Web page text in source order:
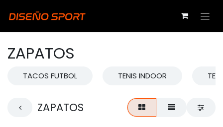
ZAPATOS
TACOS FUTBOL TENIS INDOOR
ZAPATOS